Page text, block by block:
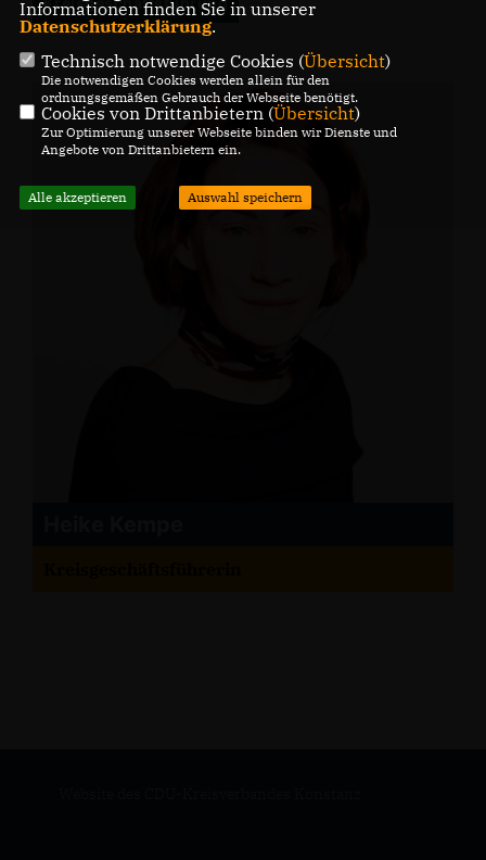
Informationen finden Sie in unserer
Datenschutzerklärung.
Technisch notwendige Cookies (Übersicht)
Die notwendigen Cookies werden allein für den
ordnungsgemäßen Gebrauch der Webseite benötigt.
Cookies von Drittanbietern (Übersicht)
Zur Optimierung unserer Webseite binden wir Dienste und
Angebote von Drittanbietern ein.
Alle akzeptieren Auswahl speichern